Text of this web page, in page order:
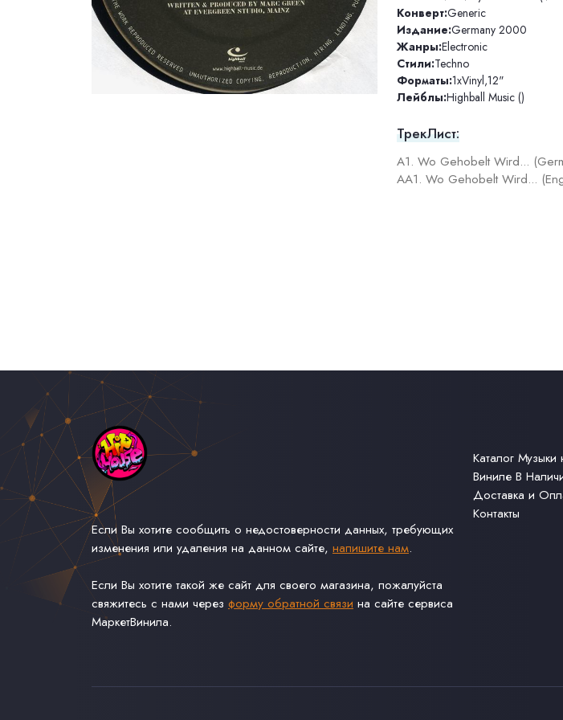
Конверт:Generic
Издание:Germany 2000
Жанры:Electronic
Стили:Techno
Форматы:1xVinyl,12"
Лейблы:Highball Music ()
ТрекЛист:
A1. Wo Gehobelt Wird...
AA1. Wo Gehobelt Wird...
Если Вы хотите сообщить о недостоверности данных, требующих
изменения или удаления на данном сайте, напишите нам.
Если Вы хотите такой же сайт для своего магазина, пожалуйста
свяжитесь с нами через форму обратной связи на сайте сервиса
МаркетВинила.
Каталог Музыки
Виниле В
Доставка и
Контакты